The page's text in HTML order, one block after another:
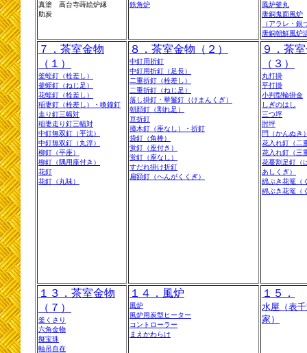
真塗 高台寺蒔絵炉縁
助炭
鉄角炉
風炉釜丸
唐銅鬼面風炉
（アラレ・銀
唐銅朝鮮風炉
７．茶室金物
（１）
釜蛭釘（栓差し）
釜蛭釘（ねじ足）
花蛭釘（栓差し）
稲妻釘（栓差し）・喚鐘釘
走り釘三幅対
稲妻走り釘三幅対
中釘無双釘（平沈）
中釘無双釘（丸浮）
柳釘（平座）
柳釘（隅用座付き）
花釘
花釘（丸味）
８．茶室金物（２）
中釘用折釘
中釘用折釘（足長）
二重折釘（栓差し）
二重折釘（ねじ足）
落し掛釘・華鬘釘（けまんくぎ）
朝顔釘（割れ足）
豆折釘
撞木釘（座なし）・折釘
袋釘（角棒）
蛍釘（座付き）
蛍釘（座なし）
すだれ掛け折釘
扁額釘（へんがくくぎ）
９．茶
（３）
丸打掛
平打掛
小判型輪掛金
しぎのはし
三つ坪
肘坪
閂（かんぬき
花入れ釘（二
花入れ釘（三
花蔓割足釘（
あしくぎ）
綿ぶき花篭（
綿ぶき花篭（
１３．茶室金物
（７）
釜くさり
六角金物
擬宝珠
軸吊自在
１４．風炉
風炉
風炉用炭型ヒーター
コントローラー
まえかわらけ
１５．
水屋（表
家）